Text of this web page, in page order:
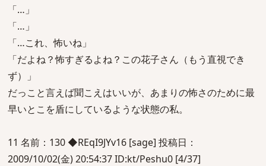
「…」
「…」
「…これ、怖いね」
「だよね？怖すぎるよね？この花子さん（もう直視でき
ず）」
だっこと言えば聞こえはいいが、あまりの怖さのために最
早いとこを盾にしているような状態の私。
11 名前：130 ◆REqI9JYv16 [sage] 投稿日：
2009/10/02(金) 20:54:37 ID:kt/Peshu0 [4/37]